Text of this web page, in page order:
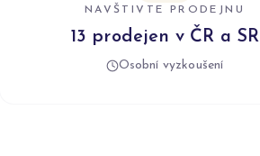
NAVŠTIVTE PRODEJNU
13 prodejen v ČR a SR
Osobní vyzkoušení